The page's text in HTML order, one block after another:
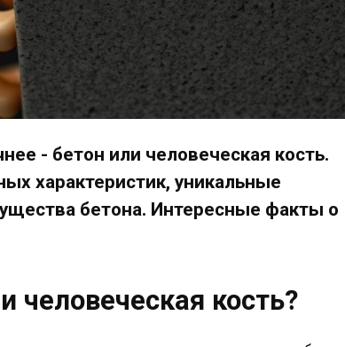
- бетон или человеческая кость.
характеристик, уникальные
бетона. Интересные факты о
человеческая кость?